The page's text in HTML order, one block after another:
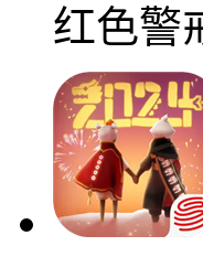
红色警